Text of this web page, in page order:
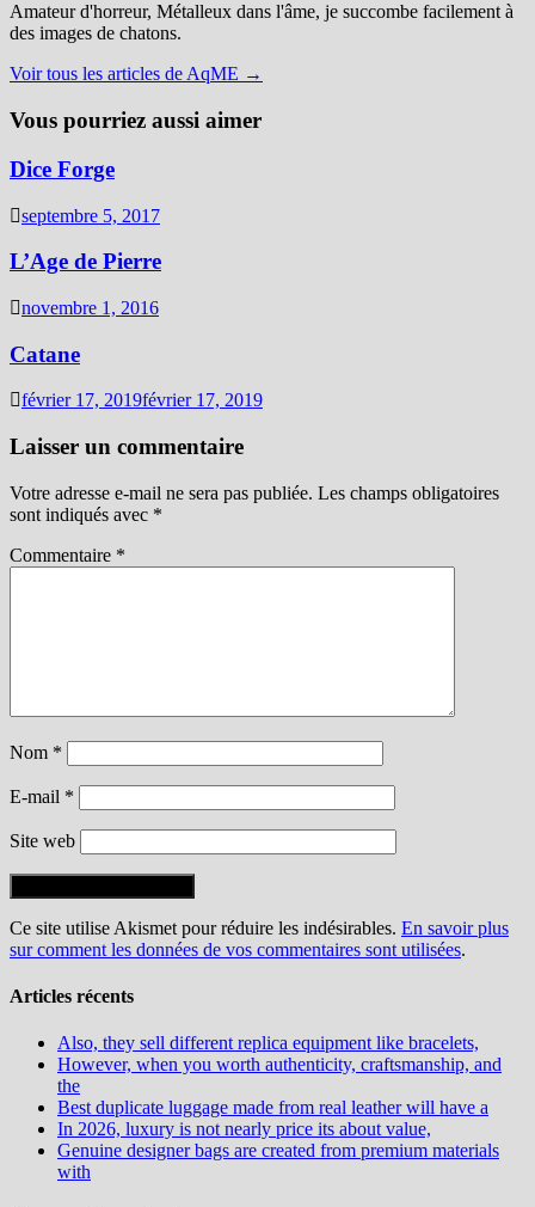
Amateur d'horreur, Métalleux dans l'âme, je succombe facilement à
des images de chatons.
Voir tous les articles de AqME →
Vous pourriez aussi aimer
Dice Forge
septembre 5, 2017
L’Age de Pierre
novembre 1, 2016
Catane
février 17, 2019février 17, 2019
Laisser un commentaire
Votre adresse e-mail ne sera pas publiée. Les champs obligatoires
sont indiqués avec *
Commentaire *
Nom *
E-mail *
Site web
Ce site utilise Akismet pour réduire les indésirables. En savoir plus
sur comment les données de vos commentaires sont utilisées.
Articles récents
Also, they sell different replica equipment like bracelets,
However, when you worth authenticity, craftsmanship, and
the
Best duplicate luggage made from real leather will have a
In 2026, luxury is not nearly price its about value,
Genuine designer bags are created from premium materials
with